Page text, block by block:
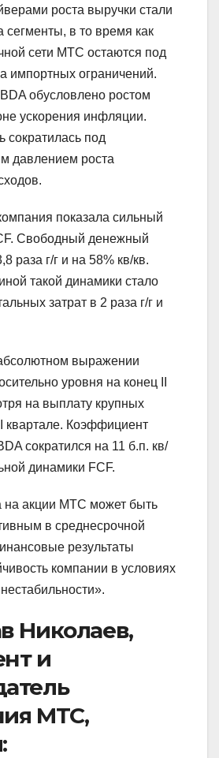
роста выручки стали
в то время как
сети МТС остаются под
импортных ограничений.
обусловлено ростом
ускорения инфляции.
сократилась под
давлением роста
показала сильный
Свободный денежный
раза г/г и на 58% кв/кв.
такой динамики стало
затрат в 2 раза г/г и
выражении
уровня на конец II
на выплату крупных
квартале. Коэффициент
сократился на 11 б.п. кв/
динамики FCF.
на акции МТС может быть
в среднесрочной
результаты
компании в условиях
Николаев,
и
МТС,